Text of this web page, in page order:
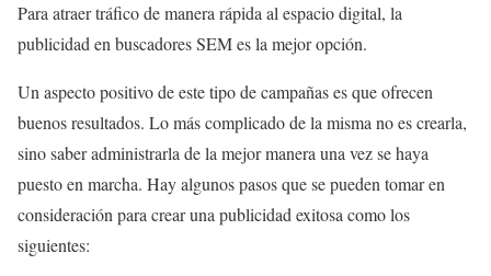
Para atraer tráfico de manera rápida al espacio digital, la
publicidad en buscadores SEM es la mejor opción.
Un aspecto positivo de este tipo de campañas es que ofrecen
buenos resultados. Lo más complicado de la misma no es crearla,
sino saber administrarla de la mejor manera una vez se haya
puesto en marcha. Hay algunos pasos que se pueden tomar en
consideración para crear una publicidad exitosa como los
siguientes: